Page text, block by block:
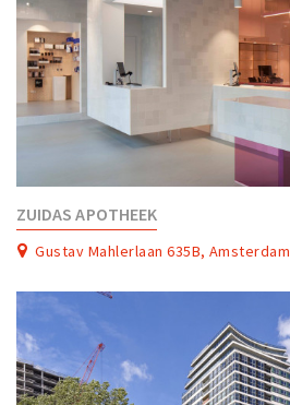
ZUIDAS APOTHEEK
Gustav Mahlerlaan 635B, Amsterdam